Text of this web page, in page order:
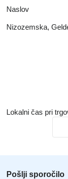
Naslov
Nizozemska,
Lokalni čas pri
Pošlji sporočilo